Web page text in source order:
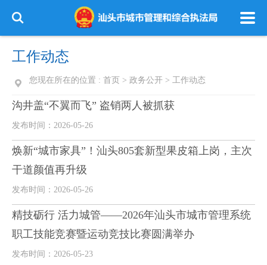
工作动态
您现在所在的位置 : 首页 > 政务公开 > 工作动态
沟井盖“不翼而飞” 盗销两人被抓获
发布时间：2026-05-26
焕新“城市家具”！汕头805套新型果皮箱上岗，主次
干道颜值再升级
发布时间：2026-05-26
精技砺行 活力城管——2026年汕头市城市管理系统
职工技能竞赛暨运动竞技比赛圆满举办
发布时间：2026-05-23